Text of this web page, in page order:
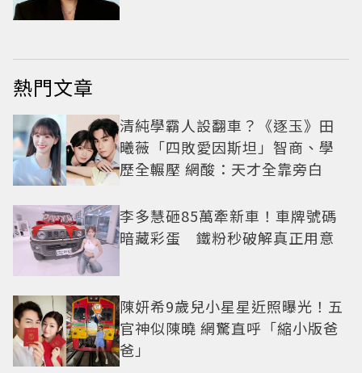
熱門文章
清純學霸人設翻車？《逐玉》田
曦薇「四敗愛因斯坦」智商、學
歷全輾壓 網酸：天才全靠旁白
李多慧砸85萬牽新車！車牌號碼
暗藏彩蛋 鐵粉秒破解真正用意
陳妍希9歲兒小星星近照曝光！五
官神似陳曉 網驚直呼「縮小版爸
爸」